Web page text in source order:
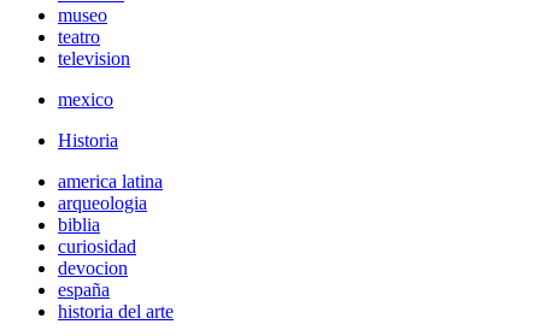
museo
teatro
television
mexico
Historia
america latina
arqueologia
biblia
curiosidad
devocion
españa
historia del arte